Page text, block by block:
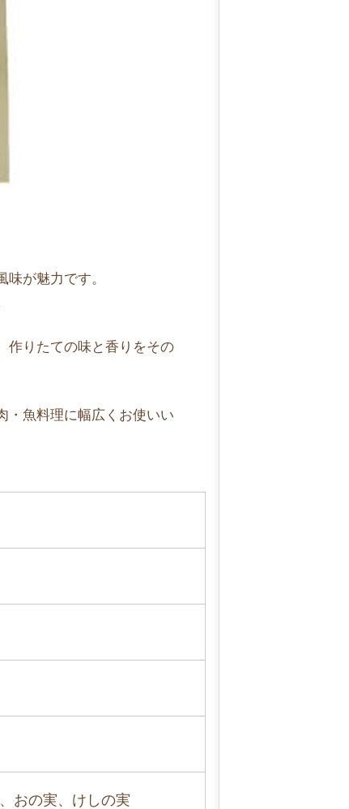
が魅力です。
作りたての味と香りをその
・魚料理に幅広くお使いい
おの実、けしの実